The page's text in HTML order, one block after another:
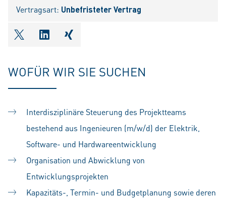
Vertragsart: Unbefristeter Vertrag
shareOntwitter
shareOnlinkedIn
shareOnxing
WOFÜR WIR SIE SUCHEN
Interdisziplinäre Steuerung des Projektteams
bestehend aus Ingenieuren (m/w/d) der Elektrik,
Software- und Hardwareentwicklung
Organisation und Abwicklung von
Entwicklungsprojekten
Kapazitäts-, Termin- und Budgetplanung sowie deren